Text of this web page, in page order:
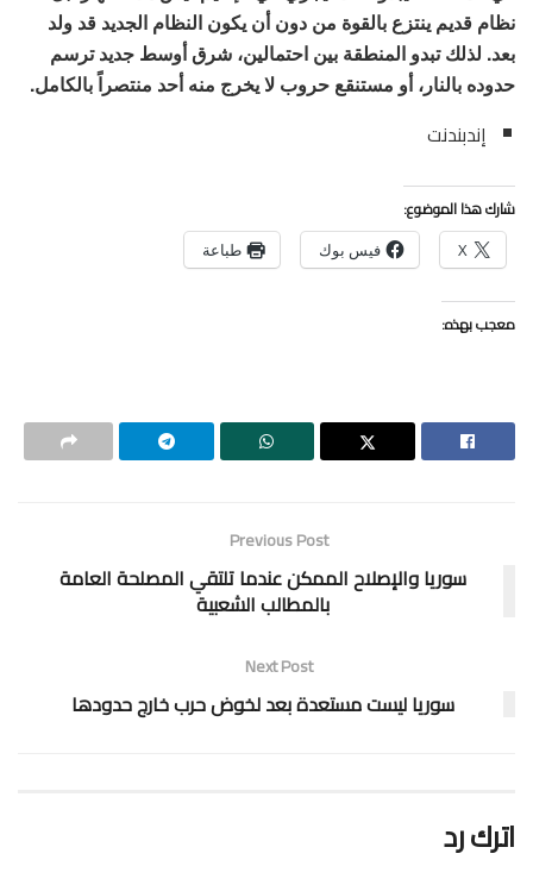
نظام قديم ينتزع بالقوة من دون أن يكون النظام الجديد قد ولد
بعد. لذلك تبدو المنطقة بين احتمالين، شرق أوسط جديد ترسم
حدوده بالنار، أو مستنقع حروب لا يخرج منه أحد منتصراً بالكامل.
إندبندنت
شارك هذا الموضوع:
X فيس بوك طباعة
معجب بهذه:
Previous Post
سوريا والإصلاح الممكن عندما تلتقي المصلحة العامة
بالمطالب الشعبية
Next Post
سوريا ليست مستعدة بعد لخوض حرب خارج حدودها
اترك رد